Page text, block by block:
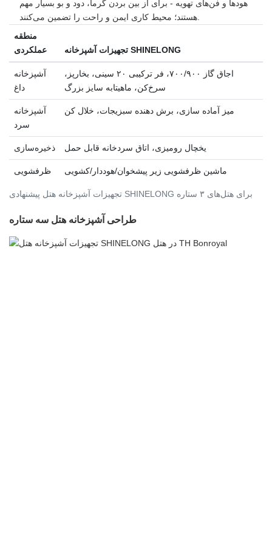
هودها و فن‌های تهویه - برای از بین بردن گرما، دود و بو بسیار مهم
هستند؛ محیط کاری ایمن و راحت را تضمین می‌کنند.
تجهیزات آشپزخانه هتل پیشنهادی SHINELONG برای هتل‌های ۳ ستاره
منطقه
عملکردی
تجهیزات آشپزخانه SHINELONG
آشپزخانه
داغ
اجاق گاز ۷۰۰/۹۰۰، فر ترکیبی ۲۰ سینی، بخارپز،
سرخ‌کن، ماهیتابه سایز بزرگ
آشپزخانه
سرد
میز آماده سازی، برش دهنده سبزیجات، خلال کن
ذخیره‌سازی یخچال رومیزی، اتاق سردخانه قابل حمل
ظرفشویی ماشین ظرفشویی زیر پیشخوان/هوددار/کشویی
طراحی آشپزخانه هتل سه ستاره